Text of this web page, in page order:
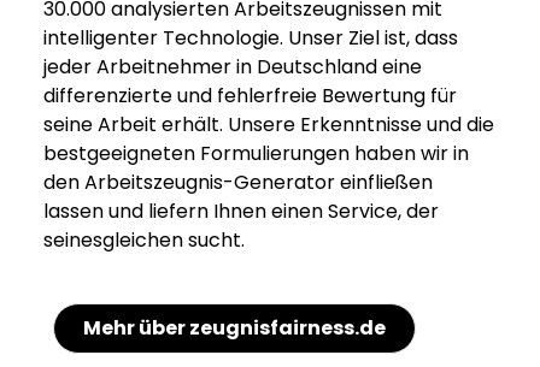
30.000 analysierten Arbeitszeugnissen mit
intelligenter Technologie. Unser Ziel ist, dass
jeder Arbeitnehmer in Deutschland eine
differenzierte und fehlerfreie Bewertung für
seine Arbeit erhält. Unsere Erkenntnisse und die
bestgeeigneten Formulierungen haben wir in
den Arbeitszeugnis-Generator einfließen
lassen und liefern Ihnen einen Service, der
seinesgleichen sucht.
Mehr über zeugnisfairness.de